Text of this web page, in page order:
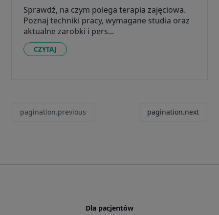
Sprawdź, na czym polega terapia zajęciowa.
Poznaj techniki pracy, wymagane studia oraz
aktualne zarobki i pers...
CZYTAJ
pagination.previous pagination.next
Dla pacjentów